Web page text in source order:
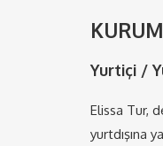
Yurtiçi /
Elissa Tur,
yurtdışına